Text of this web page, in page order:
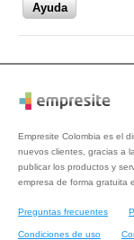
Ayuda
Empresite Colombia es el
nuevos clientes, gracias a
publicar los productos y
empresa de forma gratuita
Preguntas frecuentes
Condiciones de uso